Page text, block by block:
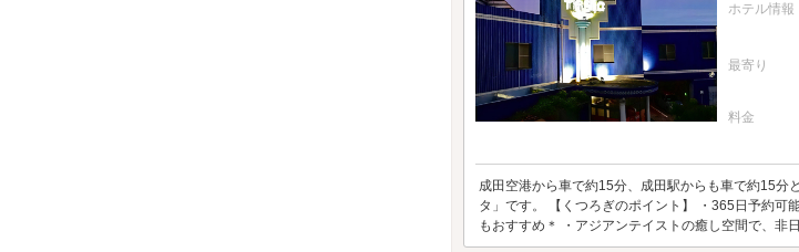
ホテル情報
最寄り
料金
成田空港から車で約15分、成田駅からも車で約15分
タ」です。 【くつろぎのポイント】 ・365日予約可
もおすすめ＊ ・アジアンテイストの癒し空間で、